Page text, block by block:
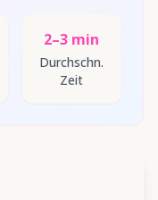
2–3 min
Durchschn.
Zeit